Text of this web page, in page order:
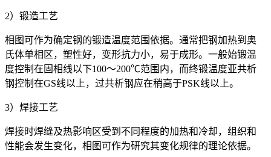
2）锻造工艺
相图可作为确定钢的锻造温度范围依据。通常把钢加热到奥
氏体单相区，塑性好，变形抗力小，易于成形。一般始锻温
度控制在固相线以下100～200℃范围内，而终锻温度亚共析
钢控制在GS线以上，过共析钢应在稍高于PSK线以上。
3）焊接工艺
焊接时焊缝及热影响区受到不同程度的加热和冷却，组织和
性能会发生变化，相图可作为研究其变化规律的理论依据。